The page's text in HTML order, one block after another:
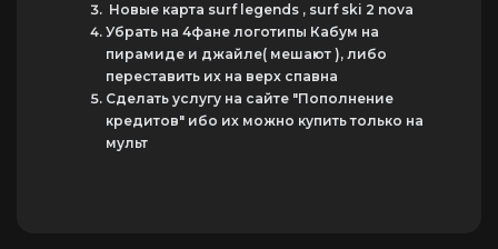
Новые карта surf legends , surf ski 2 nova
Убрать на 4фане логотипы Кабум на
пирамиде и джайле( мешают ), либо
переставить их на верх спавна
Сделать услугу на сайте "Пополнение
кредитов" ибо их можно купить только на
мульт